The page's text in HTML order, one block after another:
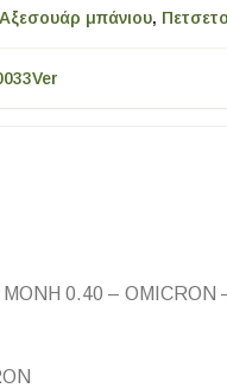
Αξεσουάρ μπάνιου,
0.40 – OMICRON